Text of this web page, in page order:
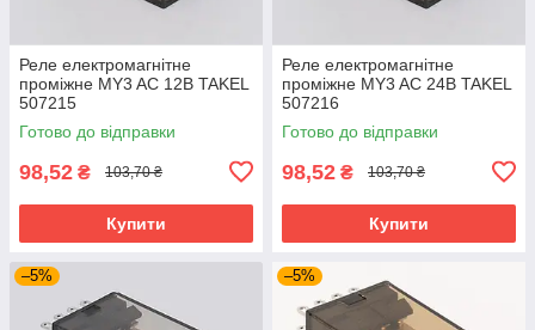
Реле електромагнітне
проміжне MY3 AC 12В TAKEL
507215
Готово до відправки
98,52 ₴ 103,70 ₴
Купити
Реле електромагнітне
проміжне MY3 AC 24В TAKEL
507216
Готово до відправки
98,52 ₴ 103,70 ₴
Купити
–5% –5%